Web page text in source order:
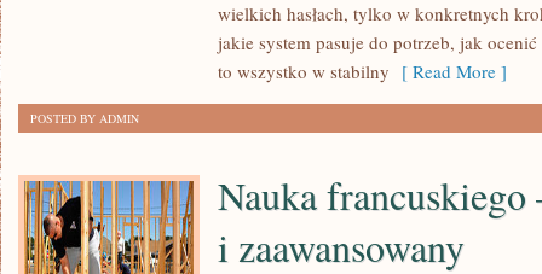
SŁONECZNAwielkich hasłach, tylko w konkretnych
jakie system pasuje do potrzeb, jak
to wszystko w stabilny [ Read More ]
POSTED BY ADMIN
Nauka
i zaawansowany